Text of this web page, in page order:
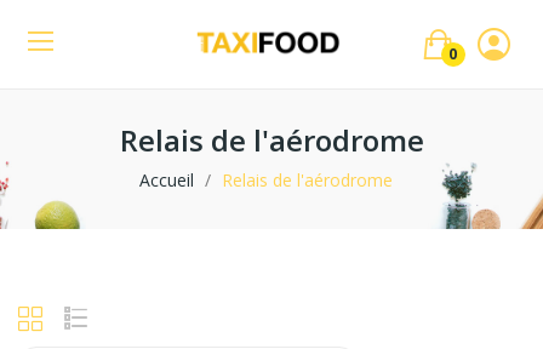
0
Relais de l'aérodrome
Accueil Relais de l'aérodrome